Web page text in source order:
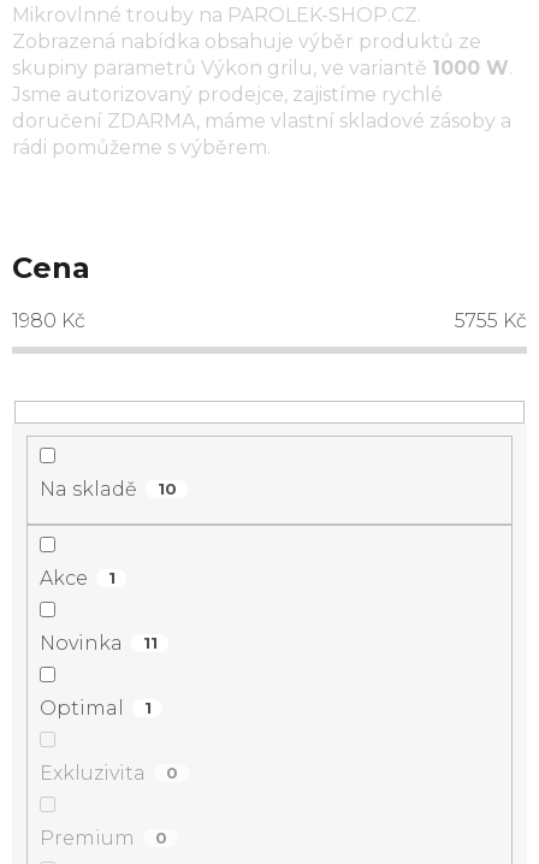
Mikrovlnné trouby na PAROLEK-SHOP.CZ.
Zobrazená nabídka obsahuje výběr produktů ze
skupiny parametrů Výkon grilu, ve variantě 1000 W.
Jsme autorizovaný prodejce, zajistíme rychlé
doručení ZDARMA, máme vlastní skladové zásoby a
rádi pomůžeme s výběrem.
Cena
1980 Kč 5755 Kč
Na skladě 10
Akce 1
Novinka 11
Optimal 1
Exkluzivita 0
Premium 0